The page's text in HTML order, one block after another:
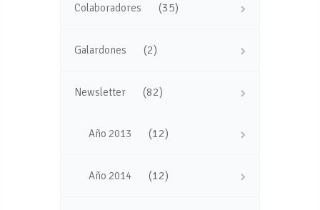
Colaboradores (35)
Galardones (2)
Newsletter (82)
Año 2013 (12)
Año 2014 (12)